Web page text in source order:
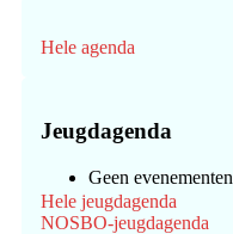
Hele agenda
Jeugdagenda
Geen evenementen
Hele jeugdagenda
NOSBO-jeugdagenda